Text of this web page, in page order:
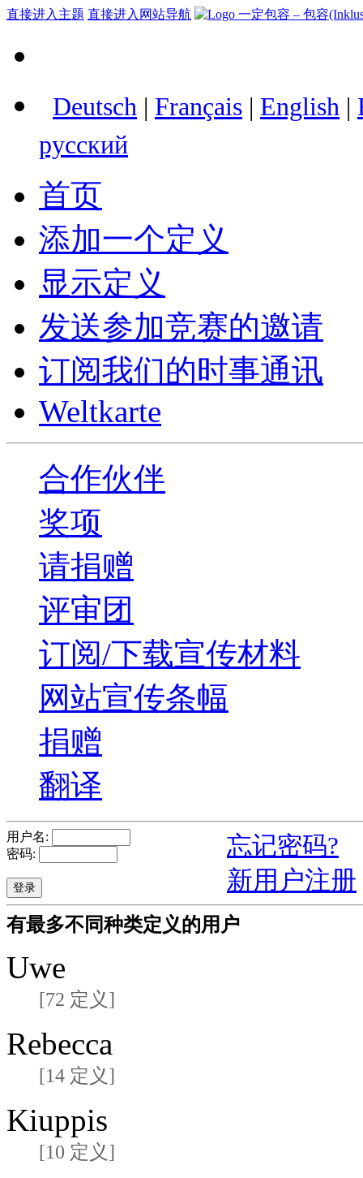
直接进入主题 直接进入网站导航
Deutsch | Français | English |
русский
首页
添加一个定义
显示定义
发送参加竞赛的邀请
订阅我们的时事通讯
Weltkarte
合作伙伴
奖项
请捐赠
评审团
订阅/下载宣传材料
网站宣传条幅
捐赠
翻译
用户名:
密码:
忘记密码?
新用户注册
有最多不同种类定义的用户
Uwe
[72 定义]
Rebecca
[14 定义]
Kiuppis
[10 定义]